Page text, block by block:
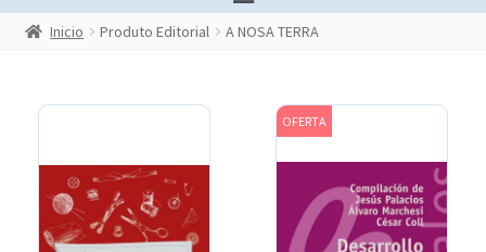
Inicio Produto Editorial A NOSA TERRA